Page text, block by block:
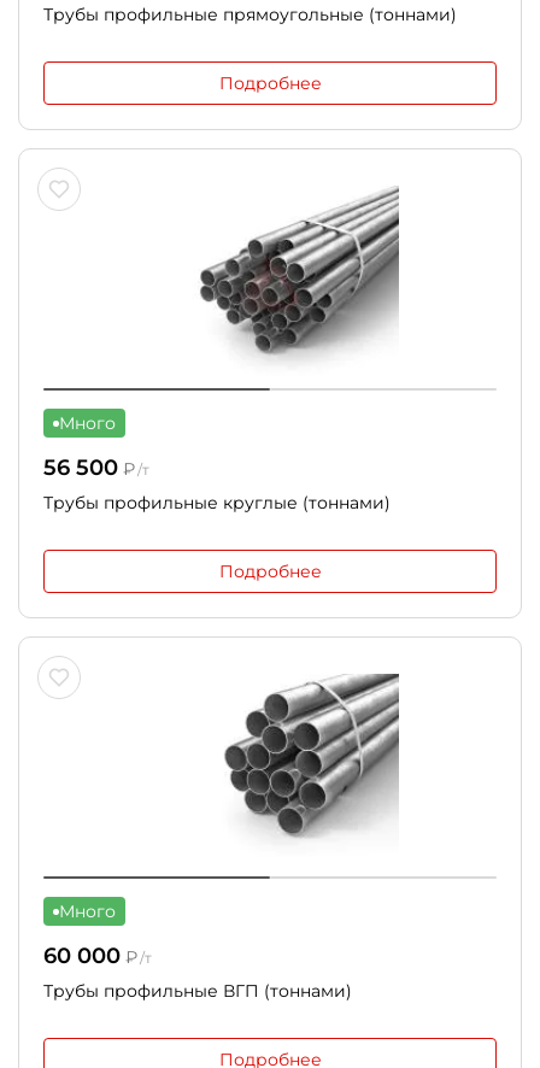
Трубы профильные прямоугольные (тоннами)
Подробнее
Много
56 500 ₽/т
Трубы профильные круглые (тоннами)
Подробнее
Много
60 000 ₽/т
Трубы профильные ВГП (тоннами)
Подробнее